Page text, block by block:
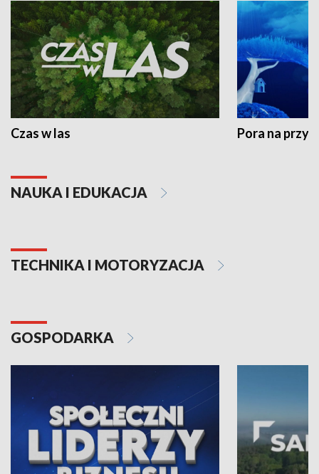
Czas w las Pora na
NAUKA I EDUKACJA
TECHNIKA I MOTORYZACJA
GOSPODARKA